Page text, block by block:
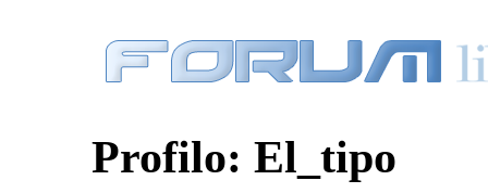
Profilo: El_tipo